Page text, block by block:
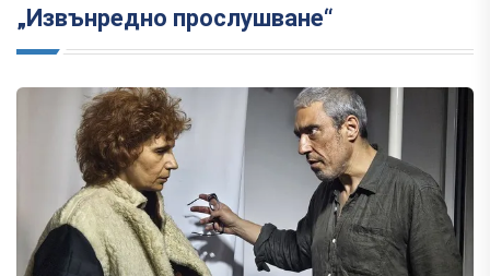
„Извънредно прослушване“